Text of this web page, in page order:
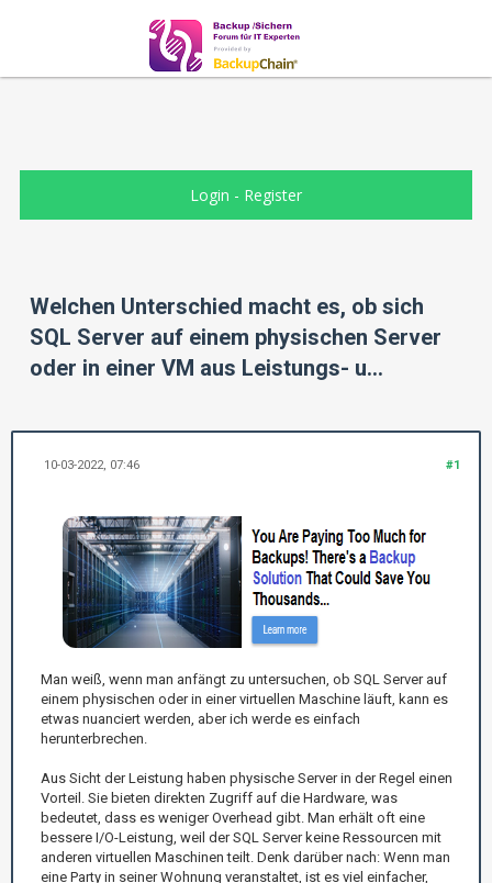
Login - Register
Welchen Unterschied macht es, ob sich
SQL Server auf einem physischen Server
oder in einer VM aus Leistungs- u...
#1
10-03-2022, 07:46
Man weiß, wenn man anfängt zu untersuchen, ob SQL Server auf
einem physischen oder in einer virtuellen Maschine läuft, kann es
etwas nuanciert werden, aber ich werde es einfach
herunterbrechen.
Aus Sicht der Leistung haben physische Server in der Regel einen
Vorteil. Sie bieten direkten Zugriff auf die Hardware, was
bedeutet, dass es weniger Overhead gibt. Man erhält oft eine
bessere I/O-Leistung, weil der SQL Server keine Ressourcen mit
anderen virtuellen Maschinen teilt. Denk darüber nach: Wenn man
eine Party in seiner Wohnung veranstaltet, ist es viel einfacher,